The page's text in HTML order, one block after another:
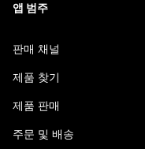
앱 범주
판매 채널
제품 찾기
제품 판매
주문 및 배송